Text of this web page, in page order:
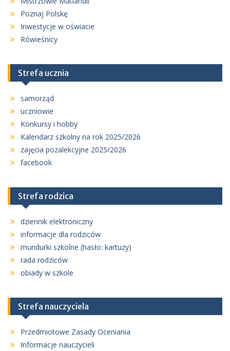
Poznaj Polskę
Inwestycje w oświacie
Rówieśnicy
Strefa ucznia
samorząd
uczniowie
Konkursy i hobby
Kalendarz szkolny na rok 2025/2026
zajęcia pozalekcyjne 2025/2026
facebook
Strefa rodzica
dziennik elektroniczny
informacje dla rodziców
mundurki szkolne (hasło: kartuzy)
rada rodziców
obiady w szkole
Strefa nauczyciela
Przedmiotowe Zasady Oceniania
Informacje nauczycieli